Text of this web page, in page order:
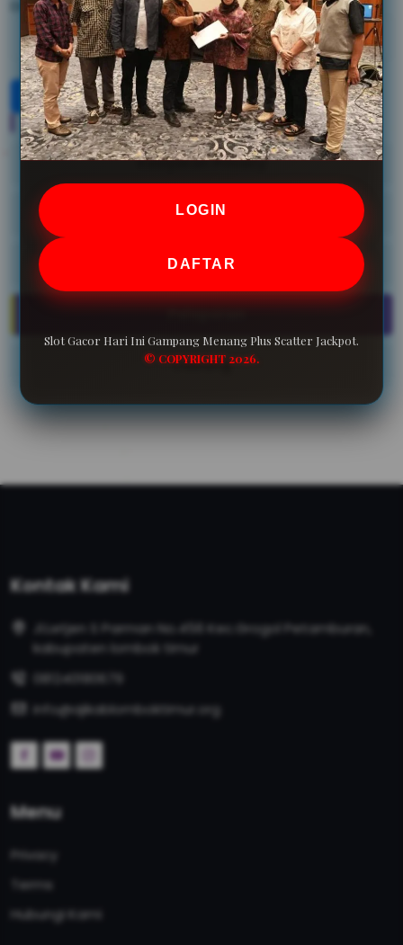
Disclaimer
Menu
Kebijakan Privacy
Syarat dan Ketentuan
Hubungi Kami
Cabang
LOGIN
DAFTAR
Slot Gacor Hari Ini Gampang Menang Plus Scatter Jackpot.
© COPYRIGHT 2026.
Kontak Kami
Jl.Letjen S Parman No.456 Kec.Grogol Petamburan,
kabupaten lombok timur
081240180679
info@ajikablomboktimur.org
Menu
Privacy
Terms
Hubungi Kami